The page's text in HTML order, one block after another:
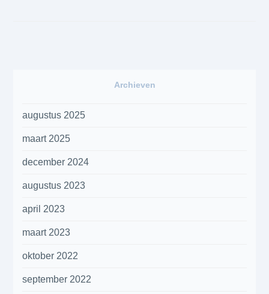
Archieven
augustus 2025
maart 2025
december 2024
augustus 2023
april 2023
maart 2023
oktober 2022
september 2022